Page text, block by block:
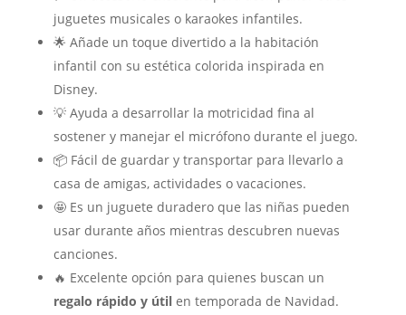
juguetes musicales o karaokes infantiles.
🌟 Añade un toque divertido a la habitación
infantil con su estética colorida inspirada en
Disney.
💡 Ayuda a desarrollar la motricidad fina al
sostener y manejar el micrófono durante el juego.
📦 Fácil de guardar y transportar para llevarlo a
casa de amigas, actividades o vacaciones.
🤩 Es un juguete duradero que las niñas pueden
usar durante años mientras descubren nuevas
canciones.
🔥 Excelente opción para quienes buscan un
regalo rápido y útilen temporada de Navidad.